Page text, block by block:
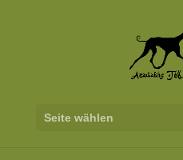
Seite wählen